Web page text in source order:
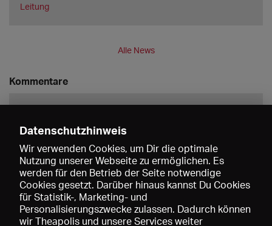
Leitung
Alle News
Kommentare
Speichern
Datenschutzhinweis
Wir verwenden Cookies, um Dir die optimale
Nutzung unserer Webseite zu ermöglichen. Es
werden für den Betrieb der Seite notwendige
Cookies gesetzt. Darüber hinaus kannst Du Cookies
für Statistik-, Marketing- und
Personalisierungszwecke zulassen. Dadurch können
wir Theapolis und unsere Services weiter